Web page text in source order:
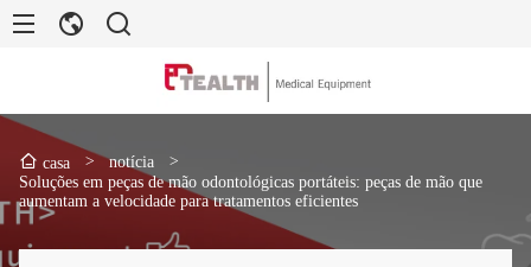
casa > notícia
>
Soluções em peças de mão odontológicas portáteis: peças de mão que
aumentam a velocidade para tratamentos eficientes